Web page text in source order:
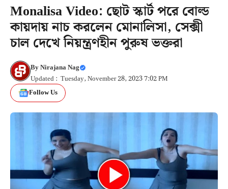
Monalisa Video: ছোট স্কার্ট পরে বোল্ড
কায়দায় নাচ করলেন মোনালিসা, সেক্সী
চাল দেখে নিয়ন্ত্রণহীন পুরুষ ভক্তরা
ByNirajana Nag
Updated : Tuesday, November 28, 2023 7:02 PM
Follow Us